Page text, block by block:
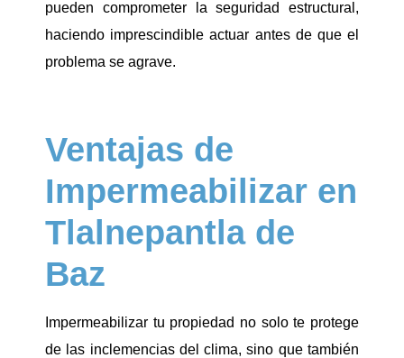
pueden comprometer la seguridad estructural,
haciendo imprescindible actuar antes de que el
problema se agrave.
Ventajas de
Impermeabilizar en
Tlalnepantla de
Baz
Impermeabilizar tu propiedad no solo te protege
de las inclemencias del clima, sino que también